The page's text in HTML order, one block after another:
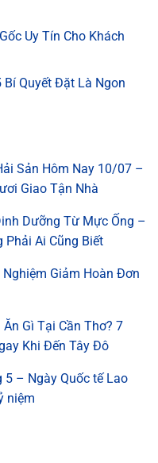
Uy Tín Cho Khách
Bí Quyết Đặt Là Ngon
Sản Hôm Nay 10/07 –
Giao Tận Nhà
Dưỡng Từ Mực Ống –
Phải Ai Cũng Biết
Nghiệm Giảm Hoàn Đơn
Ăn Gì Tại Cần Thơ? 7
Khi Đến Tây Đô
5 – Ngày Quốc tế Lao
niệm